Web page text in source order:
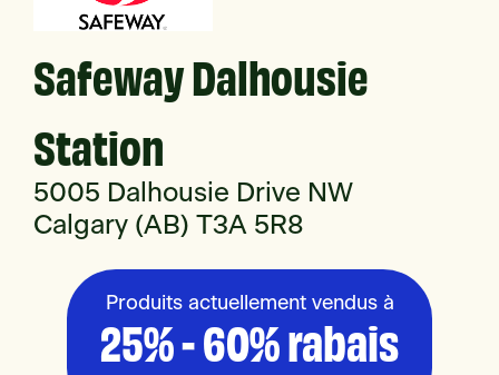
Safeway Dalhousie
Station
5005 Dalhousie Drive NW
Calgary (AB) T3A 5R8
Produits actuellement vendus à
25% - 60% rabais